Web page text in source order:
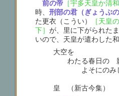
前の帝 ［宇多天皇か清
時、刑部の君（ぎょうぶの
た更衣（こうい）
［天皇
下］が、里に下がられた
いので、天皇が遣わした和
大空を
わたる春日の
よそにのみし
宇多天
皇 （新古今集）